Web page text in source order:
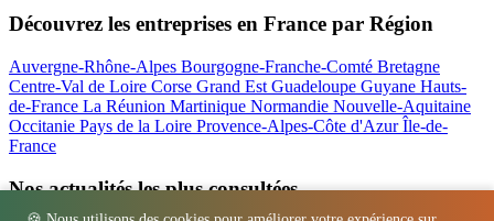
Découvrez les entreprises en France par Région
Auvergne-Rhône-Alpes Bourgogne-Franche-Comté Bretagne
Centre-Val de Loire Corse Grand Est Guadeloupe Guyane Hauts-
de-France La Réunion Martinique Normandie Nouvelle-Aquitaine
Occitanie Pays de la Loire Provence-Alpes-Côte d'AzurÎle-de-
France
Nos actualités les plus consultées